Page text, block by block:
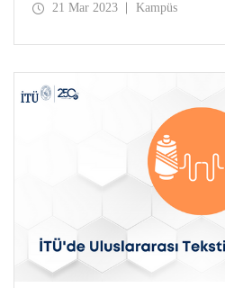
yepyeni bir anlayış ve
21 Mar 2023 Kampüs